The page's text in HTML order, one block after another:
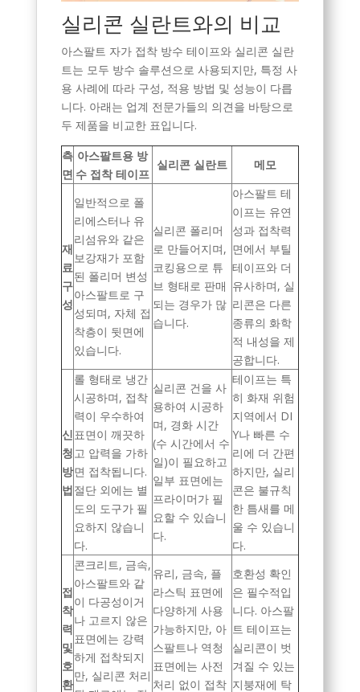
실리콘 실란트와의 비교
아스팔트 자가 접착 방수 테이프와 실리콘 실란
트는 모두 방수 솔루션으로 사용되지만, 특정 사
용 사례에 따라 구성, 적용 방법 및 성능이 다릅
니다. 아래는 업계 전문가들의 의견을 바탕으로
두 제품을 비교한 표입니다.
측
면
아스팔트용 방
수 접착 테이프
실리콘 실란트 메모
재
료
구
성
일반적으로 폴
리에스터나 유
리섬유와 같은
보강재가 포함
된 폴리머 변성
아스팔트로 구
성되며, 자체 접
착층이 뒷면에
있습니다.
실리콘 폴리머
로 만들어지며,
코킹용으로 튜
브 형태로 판매
되는 경우가 많
습니다.
아스팔트 테
이프는 유연
성과 접착력
면에서 부틸
테이프와 더
유사하며, 실
리콘은 다른
종류의 화학
적 내성을 제
공합니다.
신
청
방
법
롤 형태로 냉간
시공하며, 접착
력이 우수하여
표면이 깨끗하
고 압력을 가하
면 접착됩니다.
절단 외에는 별
도의 도구가 필
요하지 않습니
다.
실리콘 건을 사
용하여 시공하
며, 경화 시간
(수 시간에서 수
일)이 필요하고
일부 표면에는
프라이머가 필
요할 수 있습니
다.
테이프는 특
히 화재 위험
지역에서 DI
Y나 빠른 수
리에 더 간편
하지만, 실리
콘은 불규칙
한 틈새를 메
울 수 있습니
다.
접
착
력
및
호
환
콘크리트, 금속,
아스팔트와 같
이 다공성이거
나 고르지 않은
표면에는 강력
하게 접착되지
만, 실리콘 처리
유리, 금속, 플
라스틱 표면에
다양하게 사용
가능하지만, 아
스팔트나 역청
표면에는 사전
처리 없이 접착
호환성 확인
은 필수적입
니다. 아스팔
트 테이프는
실리콘이 벗
겨질 수 있는
지붕재에 탁